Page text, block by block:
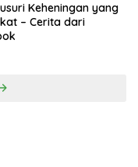
Keheningan yang
– Cerita dari